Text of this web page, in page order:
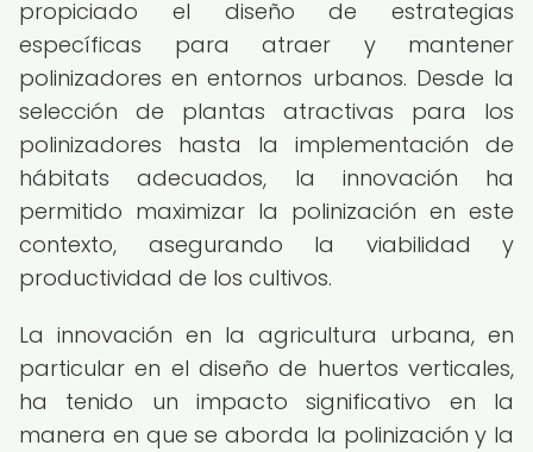
propiciado el diseño de estrategias
específicas para atraer y mantener
polinizadores en entornos urbanos. Desde la
selección de plantas atractivas para los
polinizadores hasta la implementación de
hábitats adecuados, la innovación ha
permitido maximizar la polinización en este
contexto, asegurando la viabilidad y
productividad de los cultivos.
La innovación en la agricultura urbana, en
particular en el diseño de huertos verticales,
ha tenido un impacto significativo en la
manera en que se aborda la polinización y la